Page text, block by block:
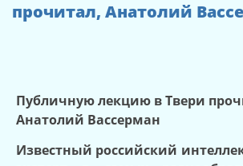
прочитал, Анатолий
Публичную лекцию в Твери
Анатолий Вассерман
Известный российский